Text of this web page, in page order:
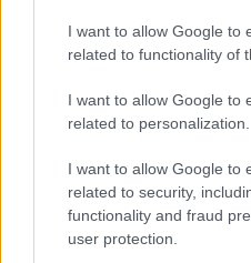
I want to allow Google to
related to functionality of
I want to allow Google to
related to personalization.
I want to allow Google to
related to security,
functionality and fraud
user protection.
Το 10% του
από αυτοάνοσες
σημειώνει αύξηση
τελευταίων χρόνων